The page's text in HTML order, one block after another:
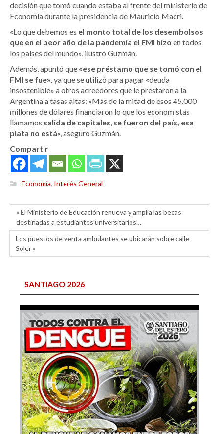
decisión que tomó cuando estaba al frente del ministerio de
Economía durante la presidencia de Mauricio Macri.
«Lo que debemos es el monto total de los desembolsos
que en el peor año de la pandemia el FMI hizo en todos
los países del mundo», ilustró Guzmán.
Además, apuntó que «ese préstamo que se tomó con el
FMI se fue», ya que se utilizó para pagar «deuda
insostenible» a otros acreedores que le prestaron a la
Argentina a tasas altas: «Más de la mitad de esos 45.000
millones de dólares financiaron lo que los economistas
llamamos salida de capitales, se fueron del país, esa
plata no está«, aseguró Guzmán.
Compartir
Economía, Interés General
« El Ministerio de Educación renueva y amplía las becas
destinadas a estudiantes universitarios…
Los puestos de venta ambulantes se ubicarán sobre calle
Soler »
SANTIAGO 2026